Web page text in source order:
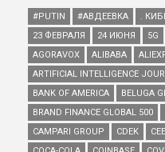
#PUTIN #АВДЕЕВКА .
23 ФЕВРАЛЯ
24 ИЮНЯ 5G
AGORAVOX
ALIBABA
ARTIFICIAL INTELLIGENCE
BANK OF AMERICA
BELUGA
BRAND FINANCE GLOBAL 500
CAMPARI GROUP
CDEK